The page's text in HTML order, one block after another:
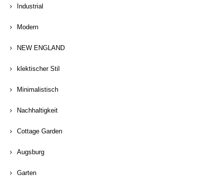
Industrial
Modern
NEW ENGLAND
klektischer Stil
Minimalistisch
Nachhaltigkeit
Cottage Garden
Augsburg
Garten